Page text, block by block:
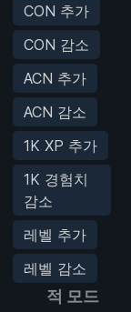
CON 추가
CON 감소
ACN 추가
ACN 감소
1K XP 추가
1K 경험치
감소
레벨 추가
레벨 감소
적 모드